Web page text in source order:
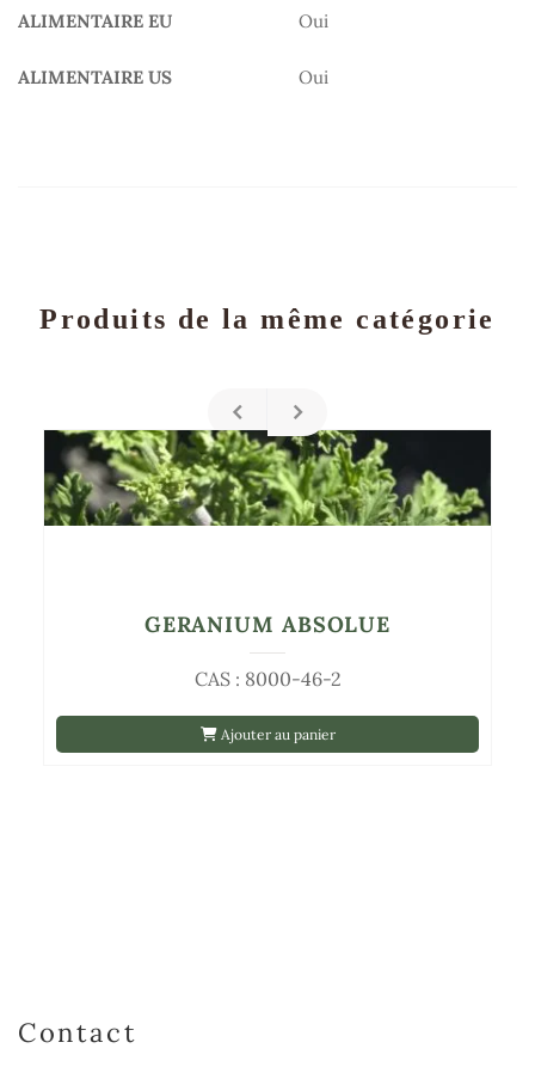
ALIMENTAIRE EU Oui
ALIMENTAIRE US Oui
Produits de la même catégorie
Ajouter au panier
CAS : 8000-46-2
GERANIUM ABSOLUE
Contact